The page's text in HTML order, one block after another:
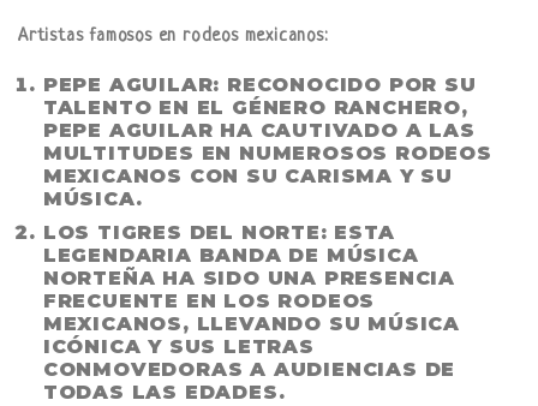
Artistas famosos en rodeos mexicanos:
PEPE AGUILAR: RECONOCIDO POR SU
TALENTO EN EL GÉNERO RANCHERO,
PEPE AGUILAR HA CAUTIVADO A LAS
MULTITUDES EN NUMEROSOS RODEOS
MEXICANOS CON SU CARISMA Y SU
MÚSICA.
LOS TIGRES DEL NORTE: ESTA
LEGENDARIA BANDA DE MÚSICA
NORTEÑA HA SIDO UNA PRESENCIA
FRECUENTE EN LOS RODEOS
MEXICANOS, LLEVANDO SU MÚSICA
ICÓNICA Y SUS LETRAS
CONMOVEDORAS A AUDIENCIAS DE
TODAS LAS EDADES.